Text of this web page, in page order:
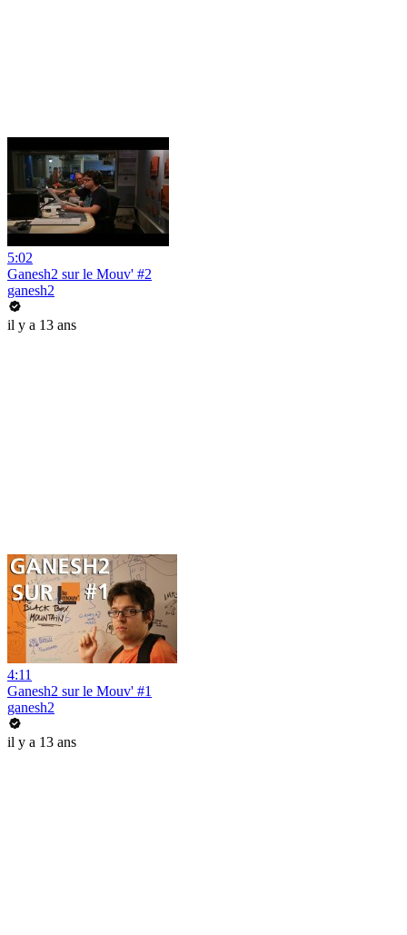
5:02
Ganesh2 sur le Mouv' #2
ganesh2
il y a 13 ans
4:11
Ganesh2 sur le Mouv' #1
ganesh2
il y a 13 ans